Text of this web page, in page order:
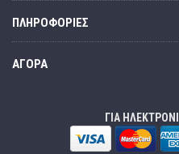
ΠΛΗΡΟΦΟΡΊΕΣ
ΑΓΟΡΆ
ΓΙΑ